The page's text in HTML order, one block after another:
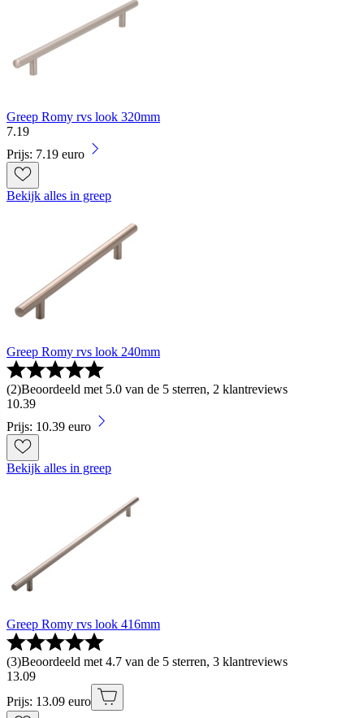
Greep Romy rvs look 320mm
7.19
Prijs: 7.19 euro
Bekijk alles in greep
Greep Romy rvs look 240mm
(2)Beoordeeld met 5.0 van de 5 sterren, 2 klantreviews
10.39
Prijs: 10.39 euro
Bekijk alles in greep
Greep Romy rvs look 416mm
(3)Beoordeeld met 4.7 van de 5 sterren, 3 klantreviews
13.09
Prijs: 13.09 euro